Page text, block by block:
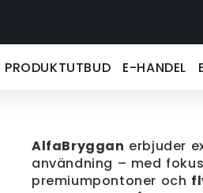
PRODUKTUTBUD E-HANDEL
AlfaBryggan erbjuder
användning – med
premiumpontoner och